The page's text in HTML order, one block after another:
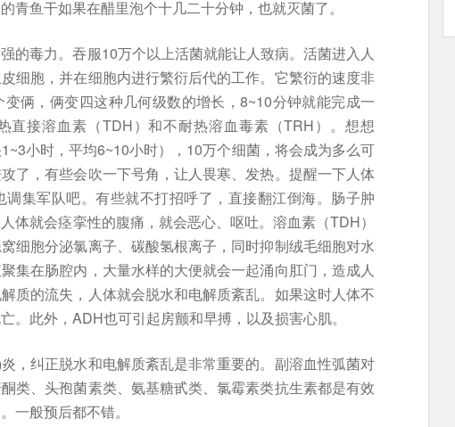
青鱼干如果在醋里泡个十几二十分钟，也就灭菌了。
的毒力。吞服10万个以上活菌就能让人致病。活菌进入人
细胞，并在细胞内进行繁衍后代的工作。它繁衍的速度非
俩，俩变四这种几何级数的增长，8~10分钟就能完成一
直接溶血素（TDH）和不耐热溶血毒素（TRH）。想想
小时，平均6~10小时），10万个细菌，将会成为多么可
了，有些会吹一下号角，让人畏寒、发热。提醒一下人体
集军队吧。有些就不打招呼了，直接翻江倒海。肠子肿
体就会痉挛性的腹痛，就会恶心、呕吐。溶血素（TDH）
细胞分泌氯离子、碳酸氢根离子，同时抑制绒毛细胞对水
集在肠腔内，大量水样的大便就会一起涌向肛门，造成人
质的流失，人体就会脱水和电解质紊乱。如果这时人体不
。此外，ADH也可引起房颤和早搏，以及损害心肌。
，纠正脱水和电解质紊乱是非常重要的。副溶血性弧菌对
类、头孢菌素类、氨基糖甙类、氯霉素类抗生素都是有效
一般预后都不错。